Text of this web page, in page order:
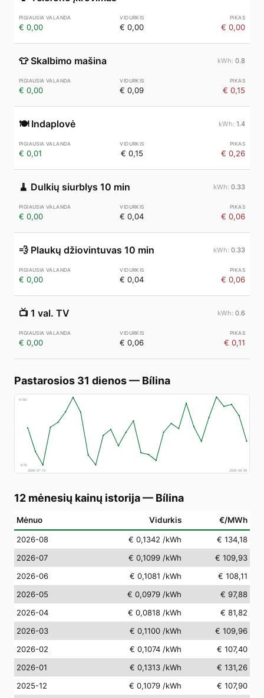
€ 0,00 € 0,00 € 0,00
👕 Skalbimo mašina 0.8
€ 0,00 € 0,09 € 0,15
🍽️ Indaplovė 1.4
€ 0,01 € 0,15 € 0,26
🧹 Dulkių siurblys 10 min 0.33
€ 0,00 € 0,04 € 0,06
💨 Plaukų džiovintuvas 10 min 0.33
€ 0,00 € 0,04 € 0,06
📺 1 val. TV 0.6
€ 0,00 € 0,06 € 0,11
Pastarosios 31 dienos— Bílina
€160
€78
2026-07-10
2026-08-08
12 mėnesių kainų istorija— Bílina
Mėnuo Vidurkis €/MWh
2026-08 € 0,1342 /kWh
€ 134,18
2026-07
€ 0,1099 /kWh
€ 109,93
2026-06
€ 0,1081 /kWh
€ 108,11
2026-05
€ 0,0979 /kWh
€ 97,88
2026-04
€ 0,0818 /kWh
€ 81,82
2026-03
€ 0,1100 /kWh
€ 109,96
2026-02
€ 0,1074 /kWh
€ 107,40
2026-01
€ 0,1313 /kWh
€ 131,26
2025-12
€ 0,1079 /kWh
€ 107,90